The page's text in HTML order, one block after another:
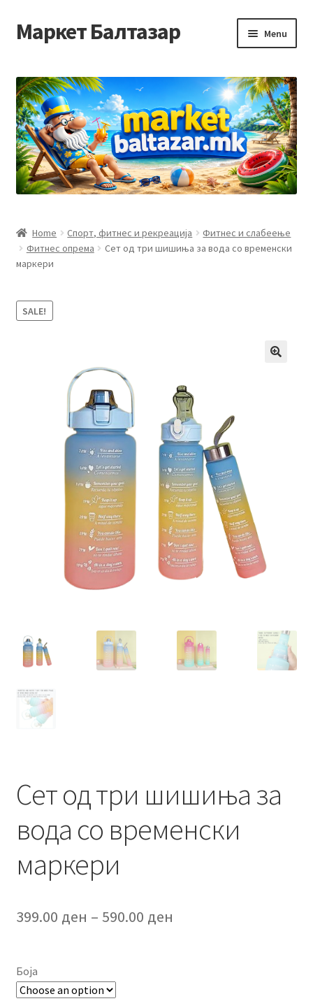
Skip
to
Skip
to
Маркет Балтазар Menu
Checkout
Homepage
Privacy Policy
Контакт
Рекламации и замена на производ
Сите производи
Услови за користење
Home Спорт, фитнес и рекреација
Фитнес и слабеење
Фитнес опрема
Сет од три шишиња за вода со временски
маркери
SALE!
Сет од три шишиња за
вода со временски
маркери
399.00 ден – 590.00 ден
Боја